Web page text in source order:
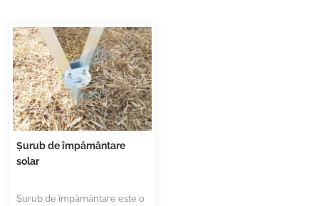
Șurub de împământare
solar
Șurub de împământare este o